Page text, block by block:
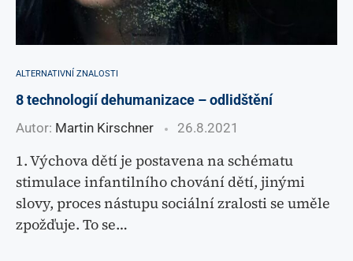
ALTERNATIVNÍ ZNALOSTI
8 technologií dehumanizace – odlidštění
Autor: Martin Kirschner 26.8.2021
1. Výchova dětí je postavena na schématu
stimulace infantilního chování dětí, jinými
slovy, proces nástupu sociální zralosti se uměle
zpožďuje. To se…